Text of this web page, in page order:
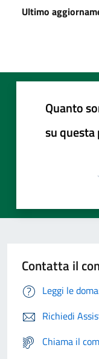
Ultimo
Quanto
su questa
Contatta il
Leggi le
Richiedi
Chiama il